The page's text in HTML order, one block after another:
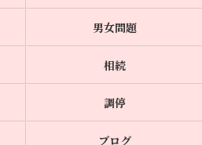
男女問題
相続
調停
ブログ